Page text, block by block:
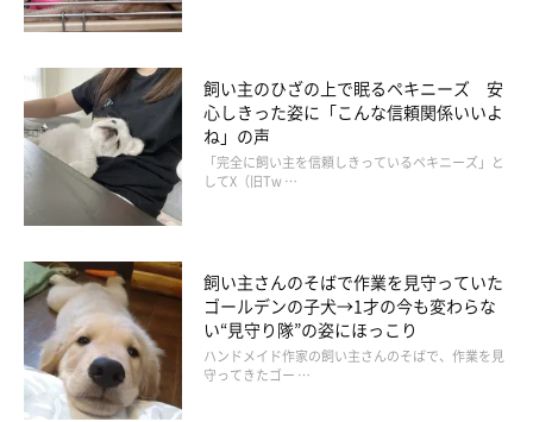
@iroha_WCP1011
飼い主のひざの上で眠るペキニーズ 安
心しきった姿に「こんな信頼関係いいよ
ね」の声
「完全に飼い主を信頼しきっているペキニーズ」と
してX（旧Tw …
飼い主さんのそばで作業を見守っていた
ゴールデンの子犬→1才の今も変わらな
い“見守り隊”の姿にほっこり
ハンドメイド作家の飼い主さんのそばで、作業を見
守ってきたゴー …